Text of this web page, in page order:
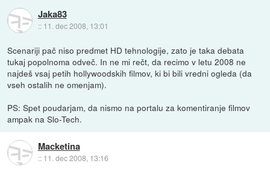
Jaka83
:: 11. dec 2008, 13:01
Scenariji pač niso predmet HD tehnologije, zato je taka debata
tukaj popolnoma odveč. In ne mi rečt, da recimo v letu 2008 ne
najdeš vsaj petih hollywoodskih filmov, ki bi bili vredni ogleda (da
vseh ostalih ne omenjam).
PS: Spet poudarjam, da nismo na portalu za komentiranje filmov
ampak na Slo-Tech.
Macketina
:: 11. dec 2008, 13:16